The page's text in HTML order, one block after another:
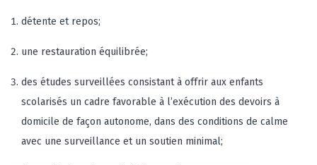
détente et repos;
une restauration équilibrée;
des études surveillées consistant à offrir aux enfants
scolarisés un cadre favorable à l’exécution des devoirs à
domicile de façon autonome, dans des conditions de calme
avec une surveillance et un soutien minimal;